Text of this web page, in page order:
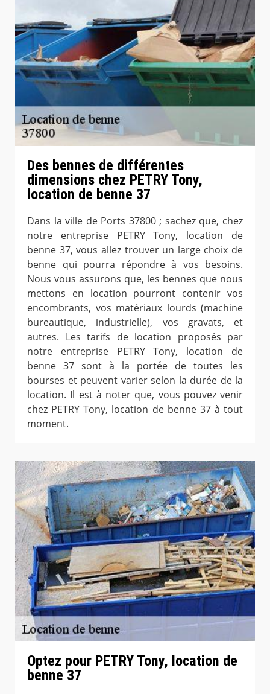
Des bennes de différentes
dimensions chez PETRY Tony,
location de benne 37
Dans la ville de Ports 37800 ; sachez que, chez
notre entreprise PETRY Tony, location de
benne 37, vous allez trouver un large choix de
benne qui pourra répondre à vos besoins.
Nous vous assurons que, les bennes que nous
mettons en location pourront contenir vos
encombrants, vos matériaux lourds (machine
bureautique, industrielle), vos gravats, et
autres. Les tarifs de location proposés par
notre entreprise PETRY Tony, location de
benne 37 sont à la portée de toutes les
bourses et peuvent varier selon la durée de la
location. Il est à noter que, vous pouvez venir
chez PETRY Tony, location de benne 37 à tout
moment.
Optez pour PETRY Tony, location de
benne 37